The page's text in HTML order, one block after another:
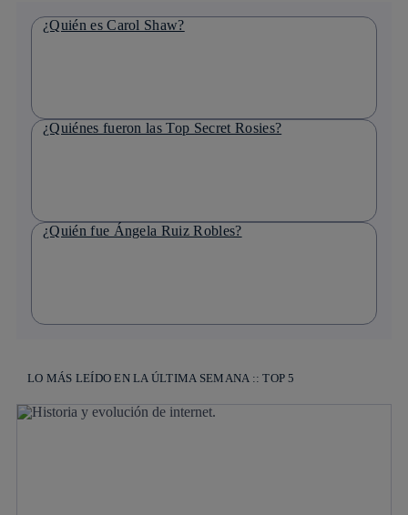
¿Quién es Carol Shaw?
¿Quiénes fueron las Top Secret Rosies?
¿Quién fue Ángela Ruiz Robles?
LO MÁS LEÍDO EN LA ÚLTIMA SEMANA :: TOP 5